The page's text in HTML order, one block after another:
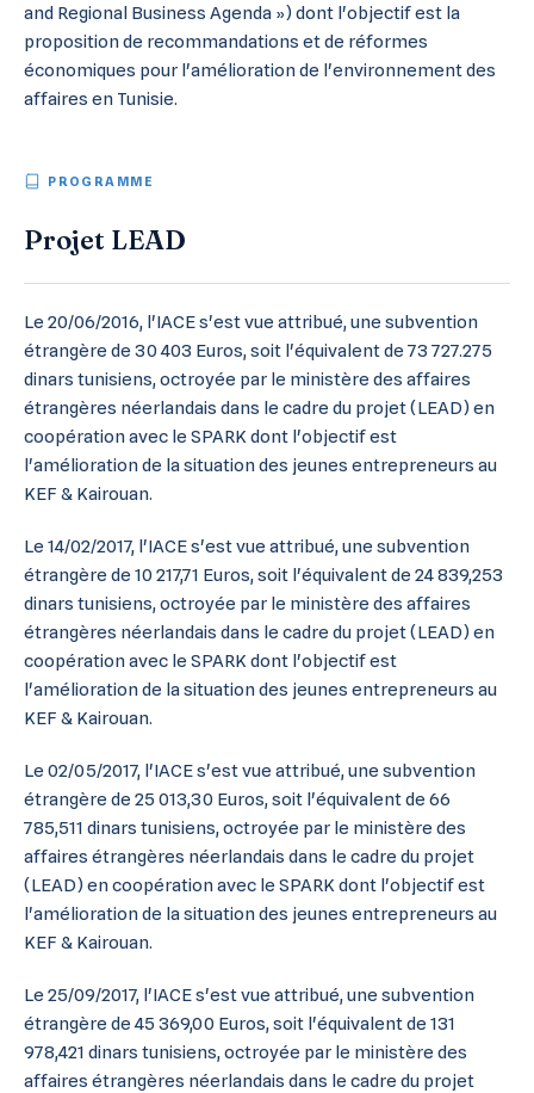
and Regional Business Agenda ») dont l'objectif est la
proposition de recommandations et de réformes
économiques pour l'amélioration de l'environnement des
affaires en Tunisie.
PROGRAMME
Projet LEAD
Le 20/06/2016, l'IACE s'est vue attribué, une subvention
étrangère de 30 403 Euros, soit l'équivalent de 73 727.275
dinars tunisiens, octroyée par le ministère des affaires
étrangères néerlandais dans le cadre du projet (LEAD) en
coopération avec le SPARK dont l'objectif est
l'amélioration de la situation des jeunes entrepreneurs au
KEF & Kairouan.
Le 14/02/2017, l'IACE s'est vue attribué, une subvention
étrangère de 10 217,71 Euros, soit l'équivalent de 24 839,253
dinars tunisiens, octroyée par le ministère des affaires
étrangères néerlandais dans le cadre du projet (LEAD) en
coopération avec le SPARK dont l'objectif est
l'amélioration de la situation des jeunes entrepreneurs au
KEF & Kairouan.
Le 02/05/2017, l'IACE s'est vue attribué, une subvention
étrangère de 25 013,30 Euros, soit l'équivalent de 66
785,511 dinars tunisiens, octroyée par le ministère des
affaires étrangères néerlandais dans le cadre du projet
(LEAD) en coopération avec le SPARK dont l'objectif est
l'amélioration de la situation des jeunes entrepreneurs au
KEF & Kairouan.
Le 25/09/2017, l'IACE s'est vue attribué, une subvention
étrangère de 45 369,00 Euros, soit l'équivalent de 131
978,421 dinars tunisiens, octroyée par le ministère des
affaires étrangères néerlandais dans le cadre du projet